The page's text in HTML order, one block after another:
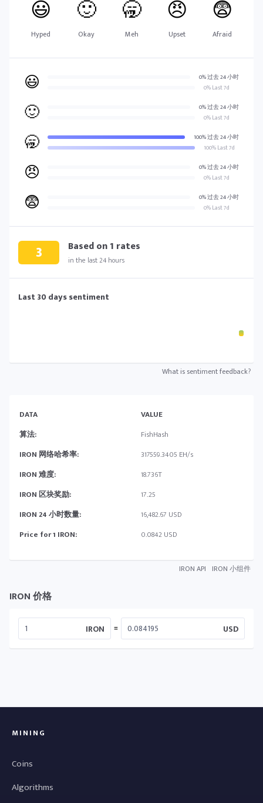
😃
Hyped
🙂
Okay
🥱
Meh
😠
Upset
😨
Afraid
😃
0% 过去 24 小时
0% Last 7d
🙂
0% 过去 24 小时
0% Last 7d
🥱
100% 过去 24 小时
100% Last 7d
😠
0% 过去 24 小时
0% Last 7d
😨
0% 过去 24 小时
0% Last 7d
3 Based on1 rates
in the last 24 hours
Last 30 days sentiment
What is sentiment feedback?
DATA
VALUE
算法:
FishHash
IRON 网络哈希率:
317559.3405 EH/s
IRON 难度:
18.736T
IRON 区块奖励:
17.25
IRON 24 小时数量:
16,482.67 USD
Price for 1 IRON:
0.0842 USD
IRON API IRON 小组件
IRON 价格
IRON = USD
MINING
Coins
Algorithms